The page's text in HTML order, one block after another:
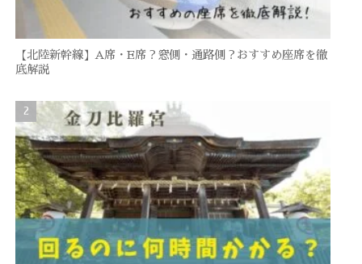
【北陸新幹線】A席・E席？窓側・通路側？おすすめ座席を徹
底解説